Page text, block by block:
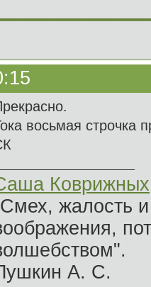
восьмая строчка
Коврижных
жалость
А. С.